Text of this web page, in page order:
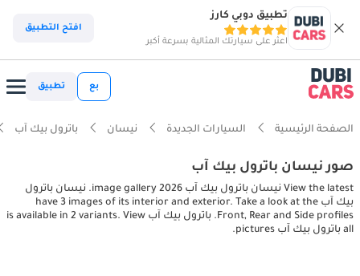
تطبيق دوبي كارز
اعثر على سيارتك المثالية بسرعة أكبر
افتح التطبيق
بع تطبيق
الصفحة الرئيسية السيارات الجديدة نيسان باترول بيك آب
صور نيسان باترول بيك آب
View the latest نيسان باترول بيك آب 2026 image gallery. نيسان باترول
بيك آب have 3 images of its interior and exterior. Take a look at the
Front, Rear and Side profiles. باترول بيك آب is available in 2 variants. View
all باترول بيك آب pictures.